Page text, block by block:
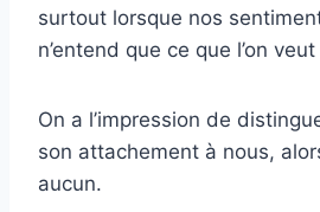
surtout lorsque nos
n’entend que ce que l’on
On a l’impression de
son attachement à nous,
aucun.